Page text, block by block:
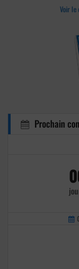
Voir le
Prochain